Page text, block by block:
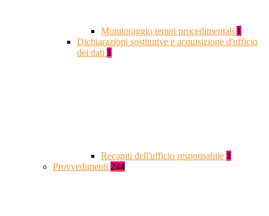
Monitoraggio tempi procedimentali 1
Dichiarazioni sostitutive e acquisizione d'ufficio
dei dati 1
Recapiti dell'ufficio responsabile 1
Provvedimenti 244